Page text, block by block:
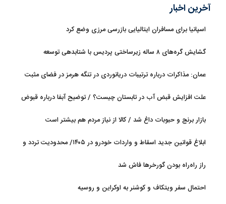
آخرین اخبار
اسپانیا برای مسافران ایتالیایی بازرسی مرزی وضع کرد
گشایش گره‌های ۸ ساله زیرساختی پردیس با شتابدهی توسعه
عمان: مذاکرات درباره ترتیبات دریانوردی در تنگه هرمز در فضای مثبت
علت افزایش قبض آب در تابستان چیست؟ / توضیح آبفا درباره قبوض
بازار برنج و حبوبات داغ شد / کالا از نیاز مردم هم بیشتر است
ابلاغ قوانین جدید اسقاط و واردات خودرو در ۱۴۰۵/ محدودیت تردد و
راز راه‌راه بودن گورخرها فاش شد
احتمال سفر ویتکاف و کوشنر به اوکراین و روسیه